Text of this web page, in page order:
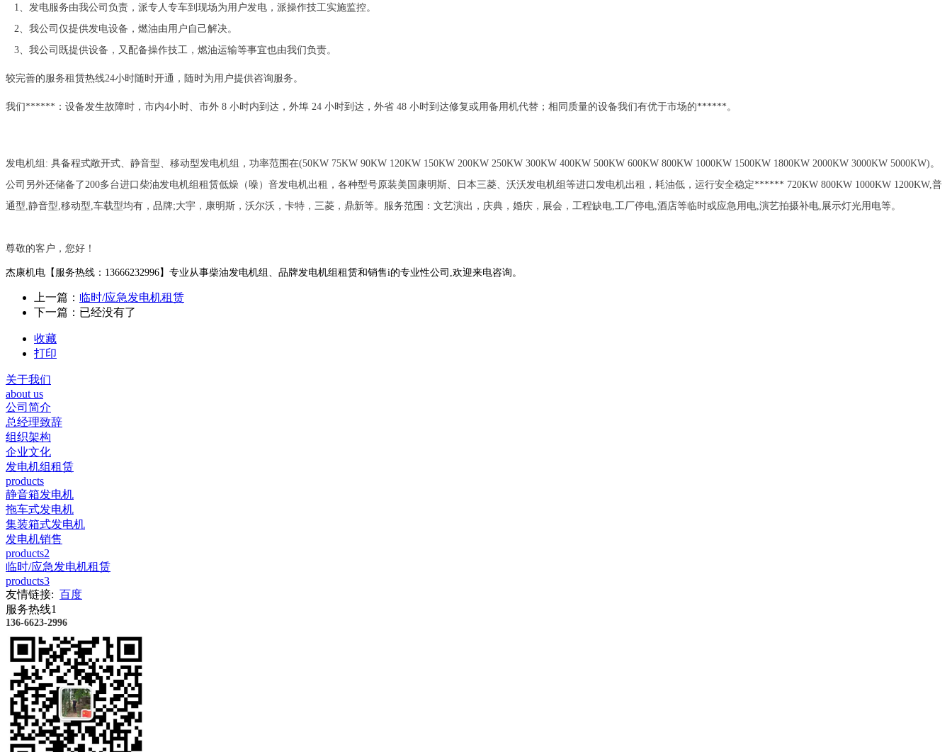
1、发电服务由我公司负责，派专人专车到现场为用户发电，派操作技工实施监控。
2、我公司仅提供发电设备，燃油由用户自己解决。
3、我公司既提供设备，又配备操作技工，燃油运输等事宜也由我们负责。
较完善的服务租赁热线24小时随时开通，随时为用户提供咨询服务。
我们******：设备发生故障时，市内4小时、市外 8 小时内到达，外埠 24 小时到达，外省 48 小时到达修复或用备用机代替；相同质量的设备我们有优于市场的******。
发电机组: 具备程式敞开式、静音型、移动型发电机组，功率范围在(50KW 75KW 90KW 120KW 150KW 200KW 250KW 300KW 400KW 500KW 600KW 800KW 1000KW 1500KW 1800KW 2000KW 3000KW 5000KW)。
公司另外还储备了200多台进口柴油发电机组租赁低燥（噪）音发电机出租，各种型号原装美国康明斯、日本三菱、沃沃发电机组等进口发电机出租，耗油低，运行安全稳定****** 720KW 800KW 1000KW 1200KW,普
通型,静音型,移动型,车载型均有，品牌;大宇，康明斯，沃尔沃，卡特，三菱，鼎新等。服务范围：文艺演出，庆典，婚庆，展会，工程缺电,工厂停电,酒店等临时或应急用电,演艺拍摄补电,展示灯光用电等。
尊敬的客户， 您好！
杰康机电【服务热线：13666232996】专业从事柴油发电机组、品牌发电机组租赁和销售i的专业性公司,欢迎来电咨询。
上一篇： 临时/应急发电机租赁
下一篇：已经没有了
收藏
打印
关于我们
about us
公司简介
总经理致辞
组织架构
企业文化
发电机组租赁
products
静音箱发电机
拖车式发电机
集装箱式发电机
发电机销售
products2
临时/应急发电机租赁
products3
友情链接: 百度
服务热线1
136-6623-2996